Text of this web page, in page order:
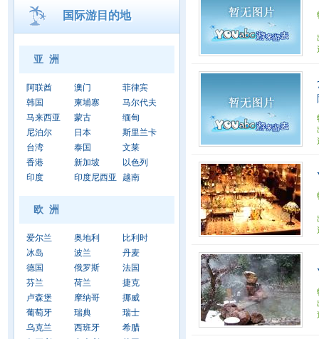
国际游目的地
亚 洲
阿联酋 澳门
菲律宾
韩国
柬埔寨
马尔代夫
马来西亚
蒙古
缅甸
尼泊尔
日本
斯里兰卡
台湾
泰国
文莱
香港
新加坡
以色列
印度
印度尼西亚 越南
欧 洲
爱尔兰 奥地利
比利时
冰岛
波兰
丹麦
德国
俄罗斯
法国
芬兰
荷兰
捷克
卢森堡
摩纳哥
挪威
葡萄牙
瑞典
瑞士
乌克兰
西班牙
希腊